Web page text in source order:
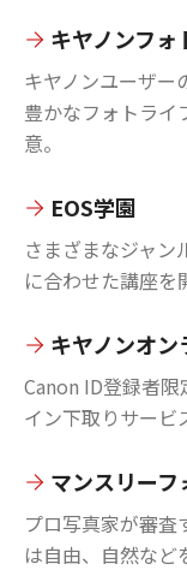
キヤノンフォ
キヤノンユーザー
豊かなフォトライ
意。
EOS学園
さまざまなジャン
に合わせた講座を
キヤノンオ
Canon ID登録者
イン下取りサービ
マンスリー
プロ写真家が審
は自由、自然など